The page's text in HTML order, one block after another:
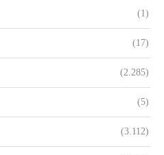
(1)
(17)
(2.285)
(5)
(3.112)